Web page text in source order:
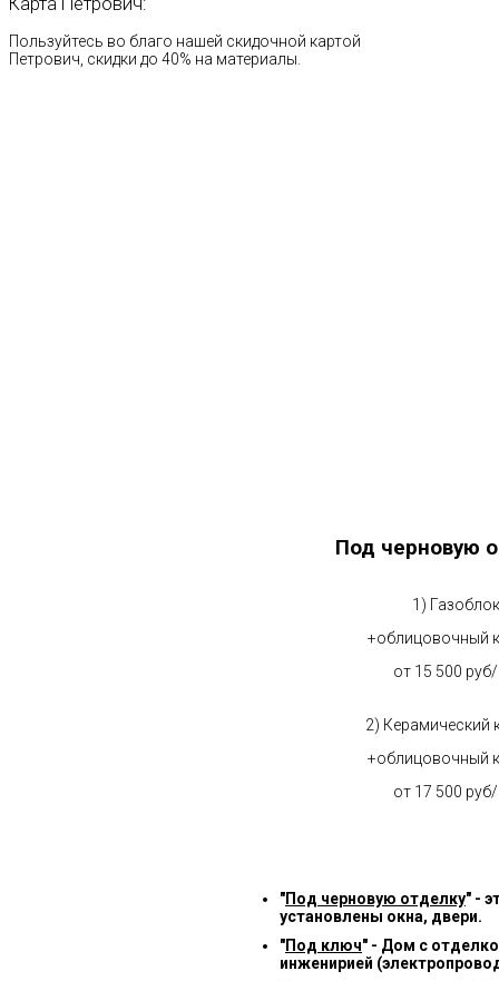
Пользуйтесь во благо нашей скидочной картой
Петрович, скидки до 40% на материалы.
Под черновую
1) Газоблок
+облицовочный
от 15 500
2) Керамический
+облицовочный
от 17 500
"Под черновую отделку" -
установлены окна, двери.
"Под ключ" - Дом с
инженирией